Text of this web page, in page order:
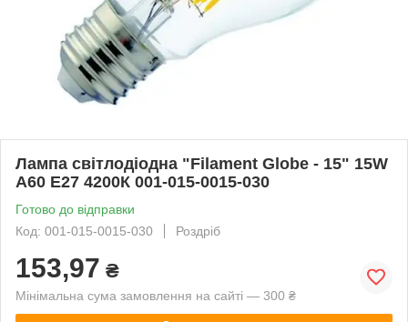
Лампа світлодіодна "Filament Globe - 15" 15W
A60 Е27 4200К 001-015-0015-030
Готово до відправки
Код: 001-015-0015-030
Роздріб
153,97 ₴
Мінімальна сума замовлення на сайті — 300 ₴